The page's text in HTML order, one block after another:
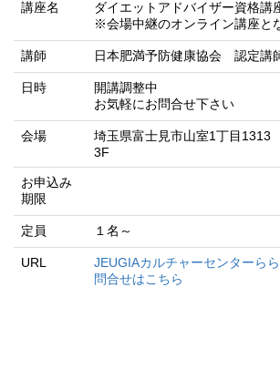
講座名
ダイエットアドバイザー資格講
※会場中継のオンライン講座と
講師 日本肥満予防健康協会 認定講
日時
開講調整中
お気軽にお問合せ下さい
会場
埼玉県富士見市山室1丁目
3F
お申込み
期限
定員 １名～
URL
JEUGIAカルチャーセンターら
問合せはこちら